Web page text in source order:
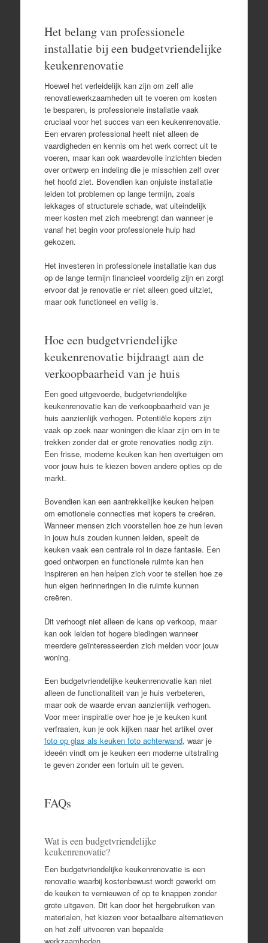
Het belang van professionele
installatie bij een budgetvriendelijke
keukenrenovatie
Hoewel het verleidelijk kan zijn om zelf alle
renovatiewerkzaamheden uit te voeren om kosten
te besparen, is professionele installatie vaak
cruciaal voor het succes van een keukenrenovatie.
Een ervaren professional heeft niet alleen de
vaardigheden en kennis om het werk correct uit te
voeren, maar kan ook waardevolle inzichten bieden
over ontwerp en indeling die je misschien zelf over
het hoofd ziet. Bovendien kan onjuiste installatie
leiden tot problemen op lange termijn, zoals
lekkages of structurele schade, wat uiteindelijk
meer kosten met zich meebrengt dan wanneer je
vanaf het begin voor professionele hulp had
gekozen.
Het investeren in professionele installatie kan dus
op de lange termijn financieel voordelig zijn en zorgt
ervoor dat je renovatie er niet alleen goed uitziet,
maar ook functioneel en veilig is.
Hoe een budgetvriendelijke
keukenrenovatie bijdraagt aan de
verkoopbaarheid van je huis
Een goed uitgevoerde, budgetvriendelijke
keukenrenovatie kan de verkoopbaarheid van je
huis aanzienlijk verhogen. Potentiële kopers zijn
vaak op zoek naar woningen die klaar zijn om in te
trekken zonder dat er grote renovaties nodig zijn.
Een frisse, moderne keuken kan hen overtuigen om
voor jouw huis te kiezen boven andere opties op de
markt.
Bovendien kan een aantrekkelijke keuken helpen
om emotionele connecties met kopers te creëren.
Wanneer mensen zich voorstellen hoe ze hun leven
in jouw huis zouden kunnen leiden, speelt de
keuken vaak een centrale rol in deze fantasie. Een
goed ontworpen en functionele ruimte kan hen
inspireren en hen helpen zich voor te stellen hoe ze
hun eigen herinneringen in die ruimte kunnen
creëren.
Dit verhoogt niet alleen de kans op verkoop, maar
kan ook leiden tot hogere biedingen wanneer
meerdere geïnteresseerden zich melden voor jouw
woning.
Een budgetvriendelijke keukenrenovatie kan niet
alleen de functionaliteit van je huis verbeteren,
maar ook de waarde ervan aanzienlijk verhogen.
Voor meer inspiratie over hoe je je keuken kunt
verfraaien, kun je ook kijken naar het artikel over
foto op glas als keuken foto achterwand, waar je
ideeën vindt om je keuken een moderne uitstraling
te geven zonder een fortuin uit te geven.
FAQs
Wat is een budgetvriendelijke
keukenrenovatie?
Een budgetvriendelijke keukenrenovatie is een
renovatie waarbij kostenbewust wordt gewerkt om
de keuken te vernieuwen of op te knappen zonder
grote uitgaven. Dit kan door het hergebruiken van
materialen, het kiezen voor betaalbare alternatieven
en het zelf uitvoeren van bepaalde